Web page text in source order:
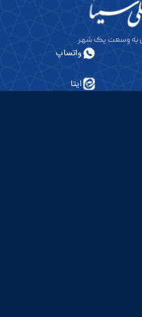
واتساپ
ایتا